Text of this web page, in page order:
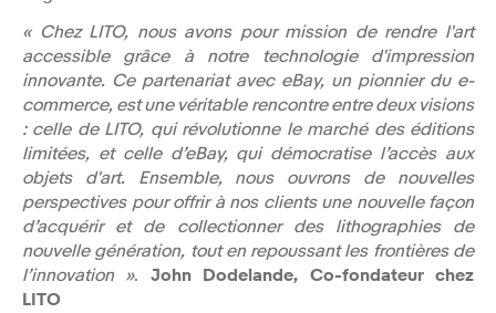
« Chez LITO, nous avons pour mission de rendre l'art
accessible grâce à notre technologie d'impression
innovante. Ce partenariat avec eBay, un pionnier du e-
commerce, est une véritable rencontre entre deux visions
: celle de LITO, qui révolutionne le marché des éditions
limitées, et celle d’eBay, qui démocratise l’accès aux
objets d'art. Ensemble, nous ouvrons de nouvelles
perspectives pour offrir à nos clients une nouvelle façon
d’acquérir et de collectionner des lithographies de
nouvelle génération, tout en repoussant les frontières de
l’innovation ». John Dodelande, Co-fondateur chez
LITO